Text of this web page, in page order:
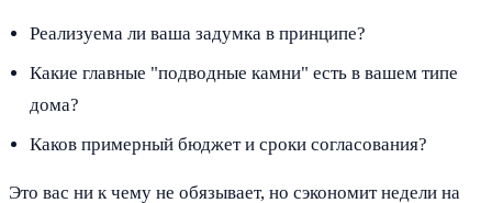
Реализуема ли ваша задумка в принципе?
Какие главные "подводные камни" есть в вашем типе
дома?
Каков примерный бюджет и сроки согласования?
Это вас ни к чему не обязывает, но сэкономит недели на